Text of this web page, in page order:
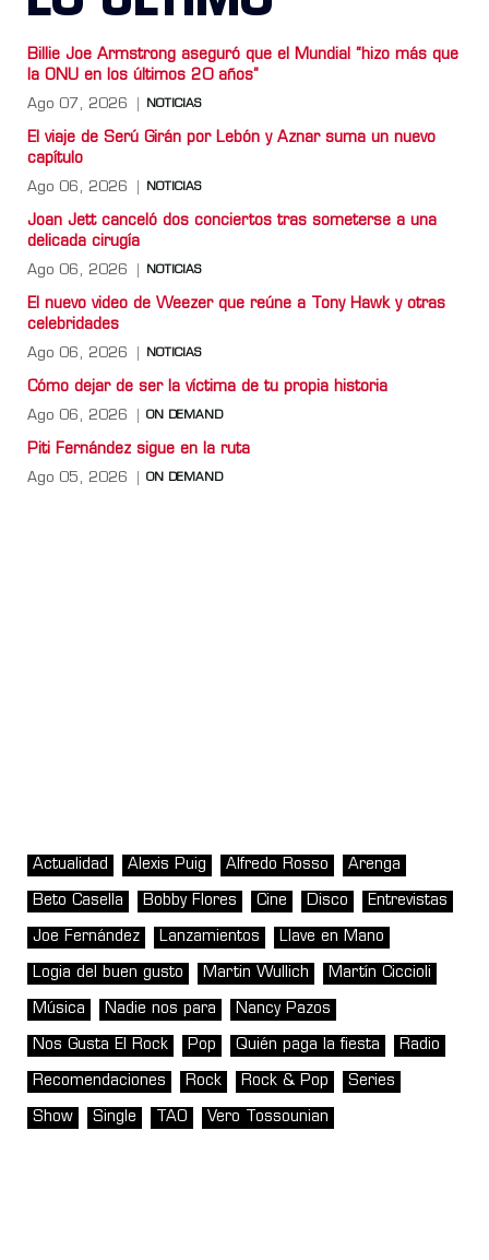
Billie Joe Armstrong aseguró que el Mundial “hizo más que
la ONU en los últimos 20 años”
Ago 07, 2026 NOTICIAS
El viaje de Serú Girán por Lebón y Aznar suma un nuevo
capítulo
Ago 06, 2026 NOTICIAS
Joan Jett canceló dos conciertos tras someterse a una
delicada cirugía
Ago 06, 2026 NOTICIAS
El nuevo video de Weezer que reúne a Tony Hawk y otras
celebridades
Ago 06, 2026 NOTICIAS
Cómo dejar de ser la víctima de tu propia historia
Ago 06, 2026 ON DEMAND
Piti Fernández sigue en la ruta
Ago 05, 2026 ON DEMAND
Actualidad Alexis Puig Alfredo Rosso Arenga
Beto Casella Bobby Flores Cine Disco Entrevistas
Joe Fernández Lanzamientos Llave en Mano
Logia del buen gusto Martin Wullich Martín Ciccioli
Música Nadie nos para Nancy Pazos
Nos Gusta El Rock Pop Quién paga la fiesta Radio
Recomendaciones Rock Rock & Pop Series
Show Single TAO Vero Tossounian